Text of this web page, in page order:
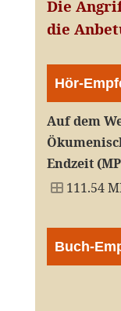
Die
die
Hör-
Auf dem
Endzeit
111.54
Buch-